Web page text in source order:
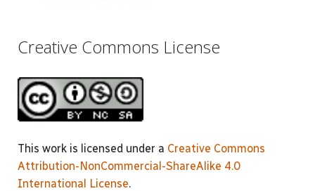
Creative Commons License
This work is licensed under a Creative Commons
Attribution-NonCommercial-ShareAlike 4.0
International License.